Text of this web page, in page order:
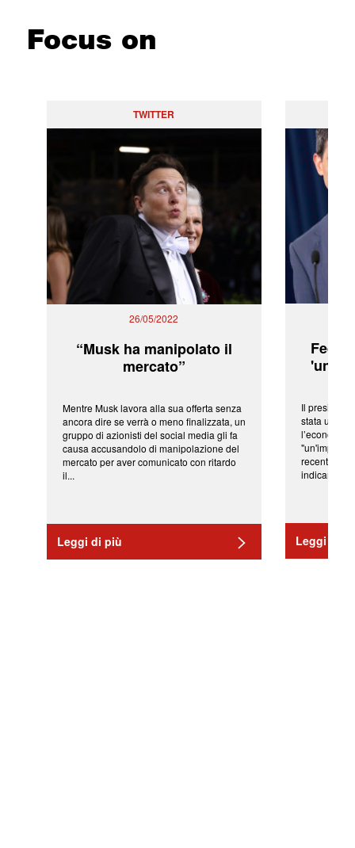
Focus on
TWITTER
26/05/2022
“Musk ha manipolato il
mercato”
Mentre Musk lavora alla sua offerta senza
ancora dire se verrà o meno finalizzata, un
gruppo di azionisti del social media gli fa
causa accusandolo di manipolazione del
mercato per aver comunicato con ritardo
il...
Leggi di più
Fed:
'una
Il
stata una
l’economia
recenti
indicano
Leggi di